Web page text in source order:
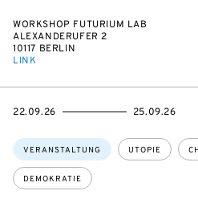
WORKSHOP FUTURIUM LAB
ALEXANDERUFER 2
10117 BERLIN
LINK
Themen:
VERANSTALTUNG UTOPIE
DEMOKRATIE
EVENTBEGINSON
22.09.26
EVENTENDSON 25.09.26